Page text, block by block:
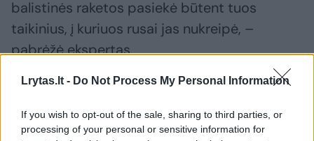
Lrytas.lt - Do Not Process My Personal Information
If you wish to opt-out of the sale, sharing to third parties, or
processing of your personal or sensitive information for
balistinės raketos pasiekė būtent tuos
taikinius, į kuriuos rusai jas nukreipė, –
pabrėžė ekspertas.
įsitvirtinti Ukrainos politikoje: jis yra
neteisus